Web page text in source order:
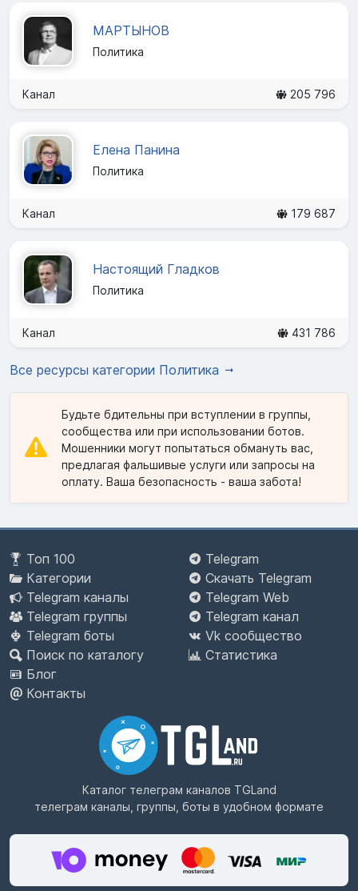
МАРТЫНОВ
Политика
Канал 205 796
Елена Панина
Политика
Канал 179 687
Настоящий Гладков
Политика
Канал 431 786
Все ресурсы категории Политика
Будьте бдительны при вступлении в группы,
сообщества или при использовании ботов.
Мошенники могут попытаться обмануть вас,
предлагая фальшивые услуги или запросы на
оплату. Ваша безопасность - ваша забота!
Топ 100
Категории
Telegram каналы
Telegram группы
Telegram боты
Поиск по каталогу
Блог
Контакты
Telegram
Скачать Telegram
Telegram Web
Telegram канал
Vk сообщество
Статистика
Каталог телеграм каналов TGLand
телеграм каналы, группы, боты в удобном формате